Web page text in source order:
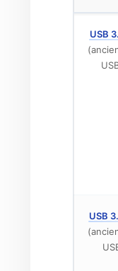
USB
USB